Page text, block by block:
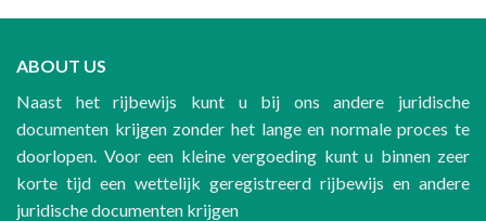
€ 600,00
ABOUT US
Naast het rijbewijs kunt u bij ons andere juridische
documenten krijgen zonder het lange en normale proces te
doorlopen. Voor een kleine vergoeding kunt u binnen zeer
korte tijd een wettelijk geregistreerd rijbewijs en andere
juridische documenten krijgen